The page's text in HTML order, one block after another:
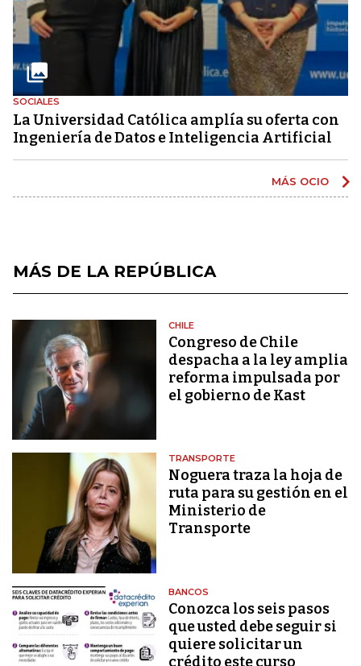
SOCIALES
La Universidad Católica amplía su oferta con
Ingeniería de Datos e Inteligencia Artificial
MÁS OCIO
MÁS DE LA REPÚBLICA
CHILE
Congreso de Chile
despacha a la ley amplia
reforma impulsada por
el gobierno de Kast
TRANSPORTE
Noguera traza la hoja de
ruta para su gestión en el
Ministerio de
Transporte
BANCOS
Conozca los seis pasos
que usted debe seguir si
quiere solicitar un
crédito este curso